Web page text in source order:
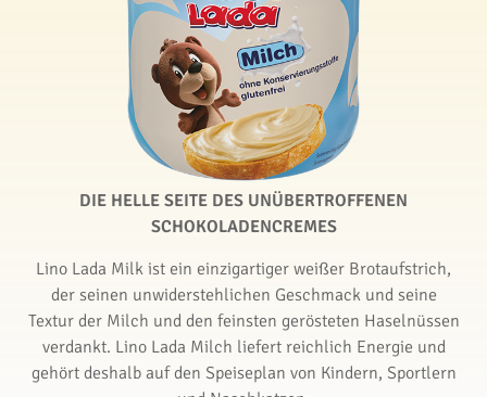
DIE HELLE SEITE DES UNÜBERTROFFENEN
SCHOKOLADENCREMES
Lino Lada Milk ist ein einzigartiger weißer Brotaufstrich,
der seinen unwiderstehlichen Geschmack und seine
Textur der Milch und den feinsten gerösteten Haselnüssen
verdankt. Lino Lada Milch liefert reichlich Energie und
gehört deshalb auf den Speiseplan von Kindern, Sportlern